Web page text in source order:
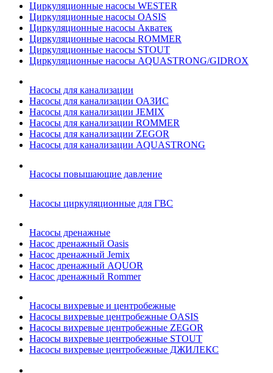
Циркуляционные насосы WESTER
Циркуляционные насосы OASIS
Циркуляционные насосы Акватек
Циркуляционные насосы ROMMER
Циркуляционные насосы STOUT
Циркуляционные насосы AQUASTRONG/GIDROX
Насосы для канализации
Насосы для канализации ОАЗИС
Насосы для канализации JEMIX
Насосы для канализации ROMMER
Насосы для канализации ZEGOR
Насосы для канализации AQUASTRONG
Насосы повышающие давление
Насосы циркуляционные для ГВС
Насосы дренажные
Насос дренажный Oasis
Насос дренажный Jemix
Насос дренажный AQUOR
Насос дренажный Rommer
Насосы вихревые и центробежные
Насосы вихревые центробежные OASIS
Насосы вихревые центробежные ZEGOR
Насосы вихревые центробежные STOUT
Насосы вихревые центробежные ДЖИЛЕКС